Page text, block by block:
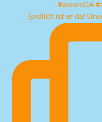
Endlich ist er da!